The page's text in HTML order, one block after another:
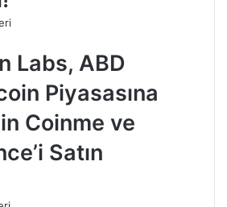
Labs, ABD
Piyasasına
Coinme ve
Satın